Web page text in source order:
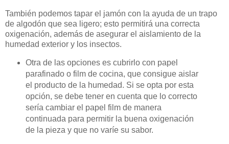
También podemos tapar el jamón con la ayuda de un trapo
de algodón que sea ligero; esto permitirá una correcta
oxigenación, además de asegurar el aislamiento de la
humedad exterior y los insectos.
Otra de las opciones es cubrirlo con papel
parafinado o film de cocina, que consigue aislar
el producto de la humedad. Si se opta por esta
opción, se debe tener en cuenta que lo correcto
sería cambiar el papel film de manera
continuada para permitir la buena oxigenación
de la pieza y que no varíe su sabor.